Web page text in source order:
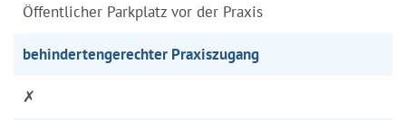
Öffentlicher Parkplatz vor der Praxis
behindertengerechter Praxiszugang
✗